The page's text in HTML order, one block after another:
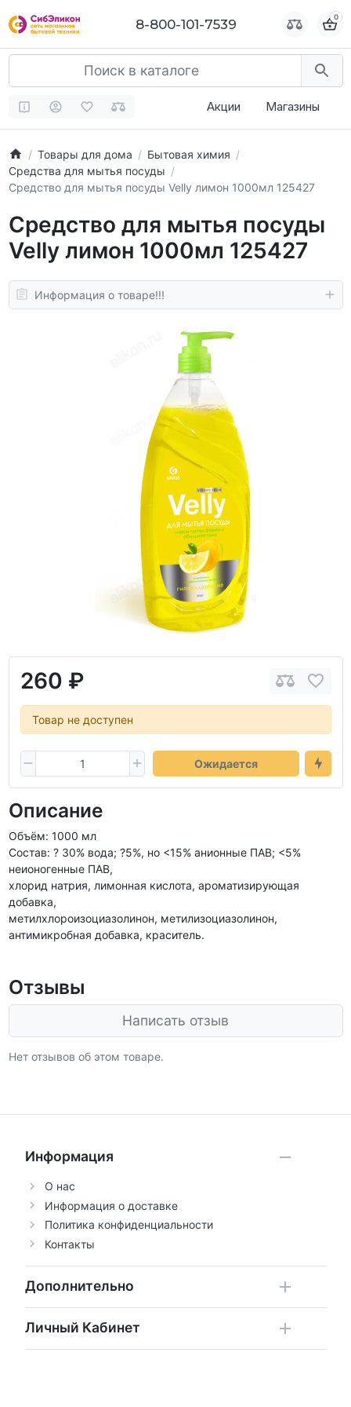
8-800-101-7539 0
Акции Магазины
Товары для дома
Бытовая химия
Средства для мытья посуды
Средство для мытья посуды Velly лимон 1000мл 125427
Средство для мытья посуды
Velly лимон 1000мл 125427
Информация о товаре!!!
260 ₽
Товар не доступен
Ожидается
Описание
Объём: 1000 мл
Состав: ? 30% вода; ?5%, но <15% анионные ПАВ; <5%
неионогенные ПАВ,
хлорид натрия, лимонная кислота, ароматизирующая
добавка,
метилхлороизоциазолинон, метилизоциазолинон,
антимикробная добавка, краситель.
Отзывы
Написать отзыв
Нет отзывов об этом товаре.
Информация
О нас
Информация о доставке
Политика конфиденциальности
Контакты
Дополнительно
Личный Кабинет
8-800-101-7539 0